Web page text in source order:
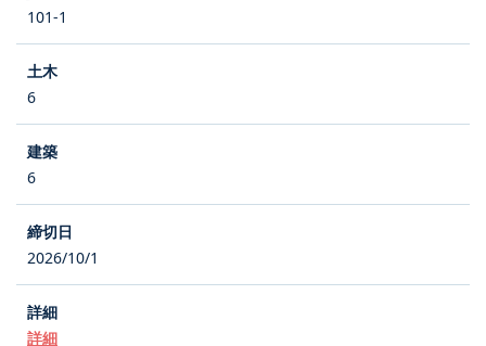
101-1
6
6
2026/10/1
詳細